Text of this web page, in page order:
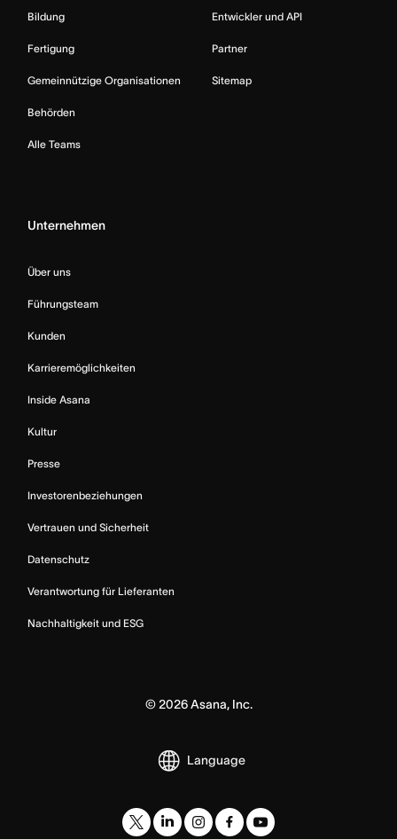
Bildung
Fertigung
Gemeinnützige Organisationen
Behörden
Alle Teams
Entwickler und API
Partner
Sitemap
Unternehmen
Über uns
Führungsteam
Kunden
Karrieremöglichkeiten
Inside Asana
Kultur
Presse
Investorenbeziehungen
Vertrauen und Sicherheit
Datenschutz
Verantwortung für Lieferanten
Nachhaltigkeit und ESG
© 2026Asana, Inc.
Language